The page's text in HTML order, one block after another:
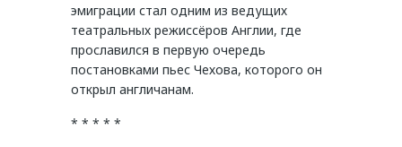
эмиграции стал одним из ведущих
театральных режиссёров Англии, где
прославился в первую очередь
постановками пьес Чехова, которого он
открыл англичанам.
* * * * *